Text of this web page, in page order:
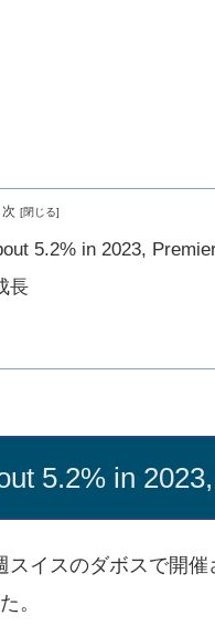
次
5.2% in 2023,
長
5.2% in
イスのダボスで開
。